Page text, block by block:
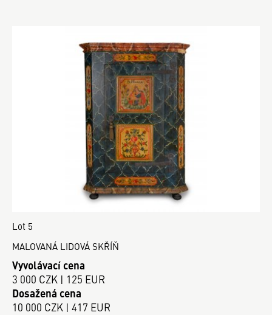
Lot 5
MALOVANÁ LIDOVÁ SKŘÍŇ
Vyvolávací cena
3 000 CZK | 125 EUR
Dosažená cena
10 000 CZK | 417 EUR